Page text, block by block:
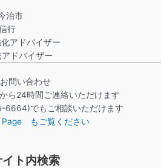
治市
行
化アドバイザー
アドバイザー
お問い合わせ
から24時間ご連絡いただけます
6664)でもご相談いただけます
Page もご覧ください
ト内検索